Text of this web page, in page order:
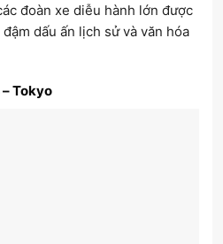
đoàn xe diễu hành lớn được
dấu ấn lịch sử và văn hóa
Tokyo